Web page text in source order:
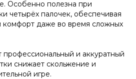
Особенно полезна при
четырёх палочек, обеспечивая
комфорт даже во время сложных
и аккуратный
снижает скольжение и
игре.